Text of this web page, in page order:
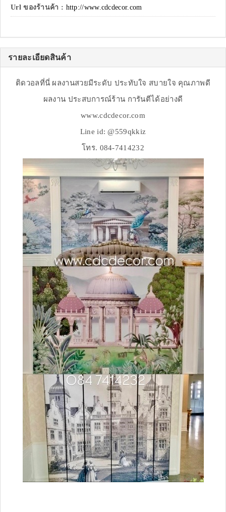
Url ของร้านค้า : http://www.cdcdecor.com
รายละเอียดสินค้า
ติดวอลที่นี่ ผลงานสวยมีระดับ ประทับใจ สบายใจ คุณภาพดี
ผลงาน ประสบการณ์ร้าน การันตีได้อย่างดี
www.cdcdecor.com
Line id: @559qkkiz
โทร. 084-7414232